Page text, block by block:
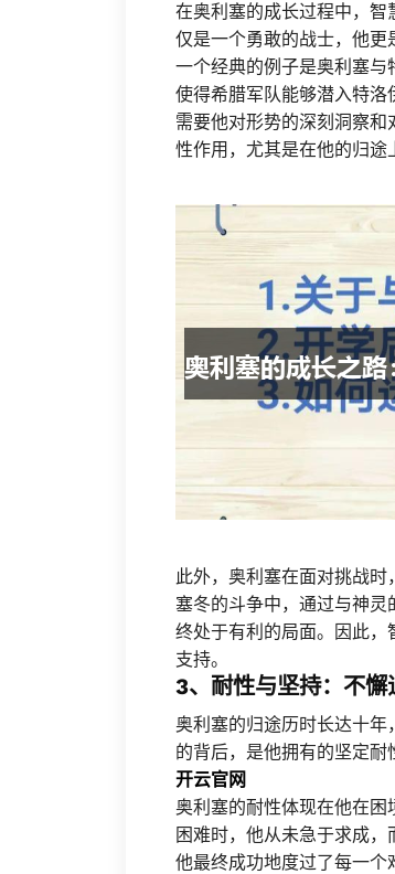
在奥利塞的成长过程中，
仅是一个勇敢的战士，他更
一个经典的例子是奥利塞与
使得希腊军队能够潜入特
需要他对形势的深刻洞察
性作用，尤其是在他的归途
此外，奥利塞在面对挑战
塞冬的斗争中，通过与神
终处于有利的局面。因此
支持。
3、耐性与坚持：不懈
奥利塞的归途历时长达十
的背后，是他拥有的坚定耐
开云官网
奥利塞的耐性体现在他在
困难时，他从未急于求成
他最终成功地度过了每一个